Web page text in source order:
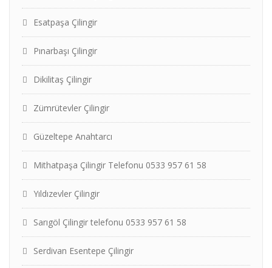
Esatpaşa Çilingir
Pınarbaşı Çilingir
Dikilitaş Çilingir
Zümrütevler Çilingir
Güzeltepe Anahtarcı
Mithatpaşa Çilingir Telefonu 0533 957 61 58
Yıldızevler Çilingir
Sarıgöl Çilingir telefonu 0533 957 61 58
Serdivan Esentepe Çilingir